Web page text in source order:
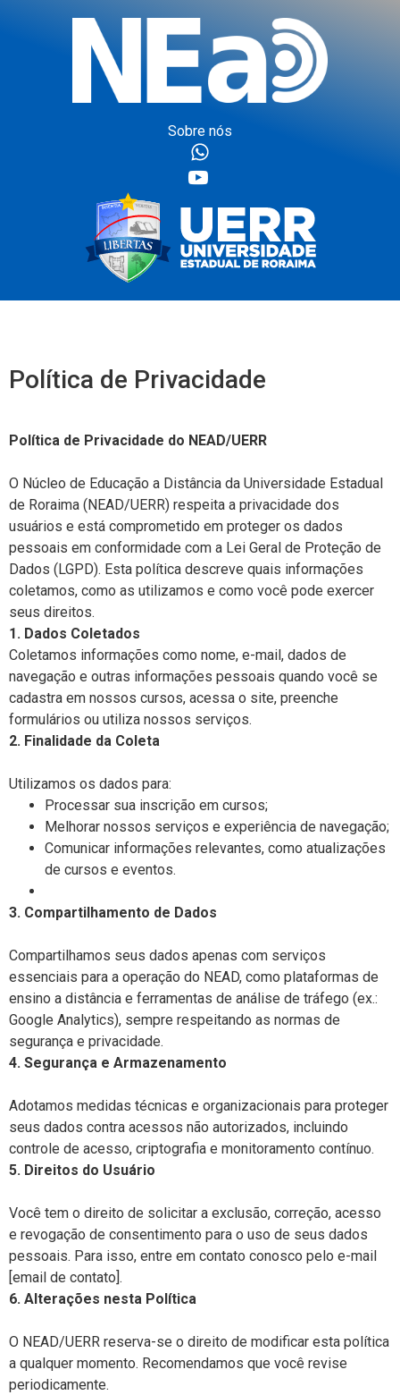
Sobre nós
Política de Privacidade
Política de Privacidade do NEAD/UERR
O Núcleo de Educação a Distância da Universidade Estadual
de Roraima (NEAD/UERR) respeita a privacidade dos
usuários e está comprometido em proteger os dados
pessoais em conformidade com a Lei Geral de Proteção de
Dados (LGPD). Esta política descreve quais informações
coletamos, como as utilizamos e como você pode exercer
seus direitos.
1. Dados Coletados
Coletamos informações como nome, e-mail, dados de
navegação e outras informações pessoais quando você se
cadastra em nossos cursos, acessa o site, preenche
formulários ou utiliza nossos serviços.
2. Finalidade da Coleta
Utilizamos os dados para:
Processar sua inscrição em cursos;
Melhorar nossos serviços e experiência de navegação;
Comunicar informações relevantes, como atualizações
de cursos e eventos.
3. Compartilhamento de Dados
Compartilhamos seus dados apenas com serviços
essenciais para a operação do NEAD, como plataformas de
ensino a distância e ferramentas de análise de tráfego (ex.:
Google Analytics), sempre respeitando as normas de
segurança e privacidade.
4. Segurança e Armazenamento
Adotamos medidas técnicas e organizacionais para proteger
seus dados contra acessos não autorizados, incluindo
controle de acesso, criptografia e monitoramento contínuo.
5. Direitos do Usuário
Você tem o direito de solicitar a exclusão, correção, acesso
e revogação de consentimento para o uso de seus dados
pessoais. Para isso, entre em contato conosco pelo e-mail
[email de contato].
6. Alterações nesta Política
O NEAD/UERR reserva-se o direito de modificar esta política
a qualquer momento. Recomendamos que você revise
periodicamente.